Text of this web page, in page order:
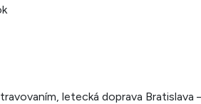
letecká doprava Bratislava